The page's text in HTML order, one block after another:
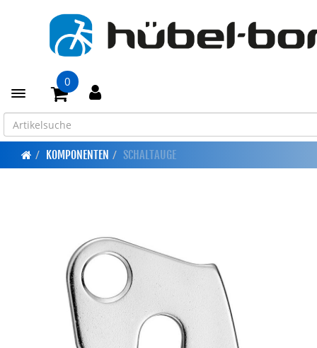
Toggle navigation
0
KOMPONENTEN SCHALTAUGE